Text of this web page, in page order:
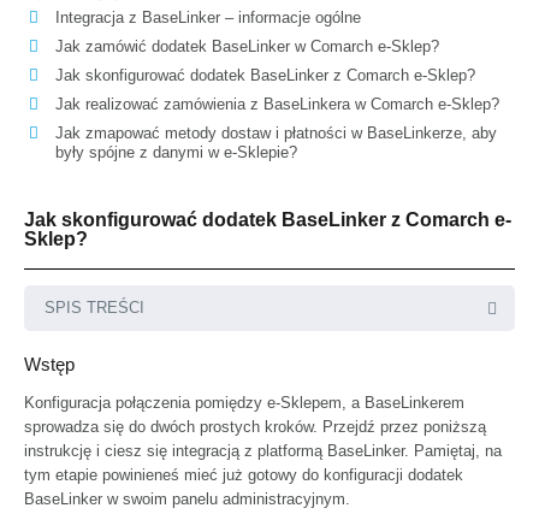
Integracja z BaseLinker – informacje ogólne
Jak zamówić dodatek BaseLinker w Comarch e-Sklep?
Jak skonfigurować dodatek BaseLinker z Comarch e-Sklep?
Jak realizować zamówienia z BaseLinkera w Comarch e-Sklep?
Jak zmapować metody dostaw i płatności w BaseLinkerze, aby
były spójne z danymi w e-Sklepie?
Jak skonfigurować dodatek BaseLinker z Comarch e-
Sklep?
SPIS TREŚCI
Wstęp
Konfiguracja połączenia pomiędzy e-Sklepem, a BaseLinkerem
sprowadza się do dwóch prostych kroków. Przejdź przez poniższą
instrukcję i ciesz się integracją z platformą BaseLinker. Pamiętaj, na
tym etapie powinieneś mieć już gotowy do konfiguracji dodatek
BaseLinker w swoim panelu administracyjnym.